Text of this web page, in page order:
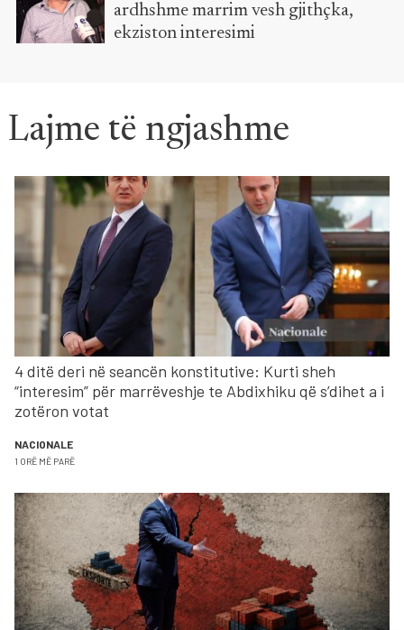
ardhshme marrim vesh gjithçka,
ekziston interesimi
Lajme të ngjashme
4 ditë deri në seancën konstitutive: Kurti sheh
“interesim” për marrëveshje te Abdixhiku që s’dihet a i
zotëron votat
NACIONALE
1 ORË MË PARË